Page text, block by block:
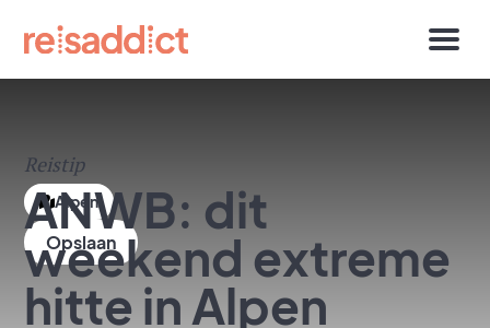
Alpen
Reistip
ANWB: dit
weekend extreme
hitte in Alpen